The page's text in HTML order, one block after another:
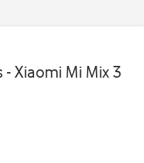
Xiaomi Mi Mix 3